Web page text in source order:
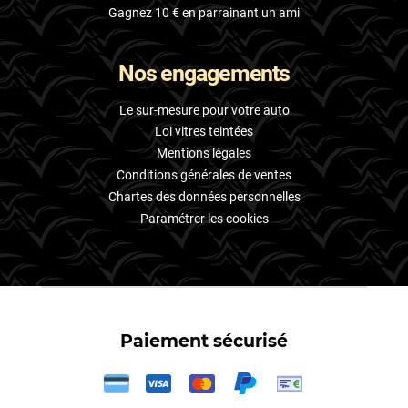
Gagnez 10 € en parrainant un ami
Nos engagements
Le sur-mesure pour votre auto
Loi vitres teintées
Mentions légales
Conditions générales de ventes
Chartes des données personnelles
Paramétrer les cookies
Paiement sécurisé